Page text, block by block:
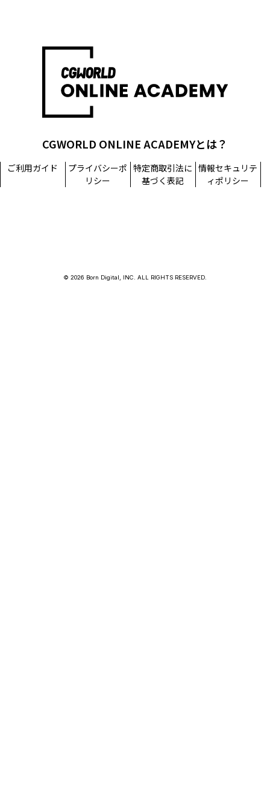
CGWORLD ONLINE ACADEMYとは？
ご利用ガイド
プライバシーポ
リシー
特定商取引法に
基づく表記
情報セキュリテ
ィポリシー
© 2026 Born Digital, INC. ALL RIGHTS RESERVED.